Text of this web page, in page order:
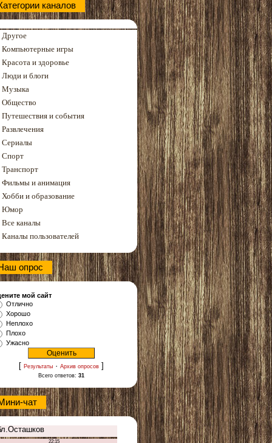
каналов
Другое
Компьютерные игры
Красота и здоровье
Люди и блоги
Музыка
Общество
Путешествия и события
Развлечения
Сериалы
Спорт
Транспорт
Фильмы и анимация
Хобби и образование
Юмор
Все каналы
Каналы пользователей
опрос
мой сайт
Отлично
Хорошо
Неплохо
Плохо
Ужасно
[ Результаты · Архив опросов ]
Всего ответов: 31
чат